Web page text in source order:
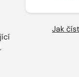
Jak